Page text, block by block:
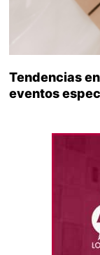
Tendencias
eventos